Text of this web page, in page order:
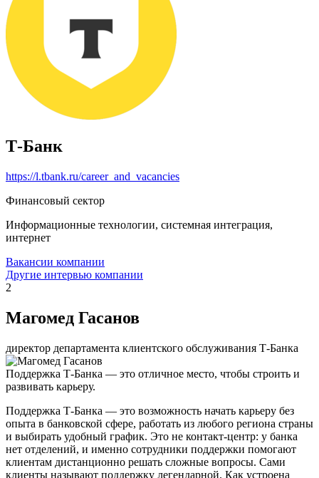
Т-Банк
https://l.tbank.ru/career_and_vacancies
Финансовый сектор
Информационные технологии, системная интеграция,
интернет
Вакансии компании
Другие интервью компании
2
Магомед Гасанов
директор департамента клиентского обслуживания Т-Банка
Поддержка Т-Банка — это отличное место, чтобы строить и
развивать карьеру.
Поддержка Т-Банка — это возможность начать карьеру без
опыта в банковской сфере, работать из любого региона страны
и выбирать удобный график. Это не контакт-центр: у банка
нет отделений, и именно сотрудники поддержки помогают
клиентам дистанционно решать сложные вопросы. Сами
клиенты называют поддержку легендарной. Как устроена